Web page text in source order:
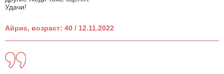
Удачи!
Айрис, возраст: 40 / 12.11.2022